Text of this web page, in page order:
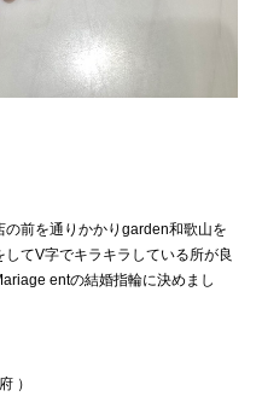
前を通りかかり garden和歌山を
てV字でキラキラしている所が良
entの結婚指輪に決めまし
）